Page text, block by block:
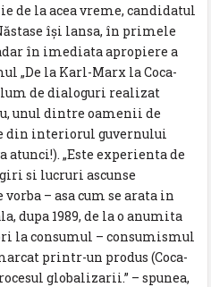
de la acea vreme, candidatul
îşi lansa, în primele
în imediata apropiere a
„De la Karl-Marx la Coca-
de dialoguri realizat
unul dintre oamenii de
din interiorul guvernului
atunci!). „Este experienta de
si lucruri ascunse
– asa cum se arata in
dupa 1989, de la o anumita
la consumul – consumismul
printr-un produs (Coca-
globalizarii.” – spunea,